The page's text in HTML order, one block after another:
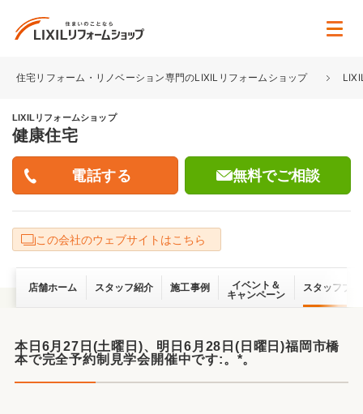
住宅リフォーム・リノベーション専門のLIXILリフォームショップ
LIXILリフォームショップ
健康住宅
無料でご相談
この会社のウェブサイトはこちら
店舗ホーム スタッフ紹介 施工事例
イベント＆
キャンペーン
スタッフブ
本日6月27日(土曜日)、明日6月28日(日曜日)福岡市橋
本で完全予約制見学会開催中です:。*。